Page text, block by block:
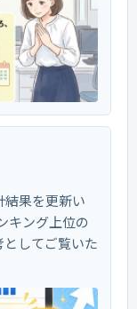
結果を更新い
キング上位の
してご覧いた